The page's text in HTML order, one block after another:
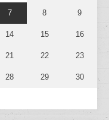
7 8 9
14 15 16
21 22 23
28 29 30